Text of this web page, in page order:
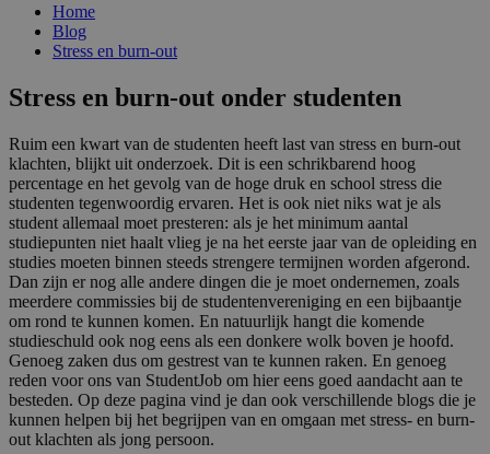
Home
Blog
Stress en burn-out
Stress en burn-out onder studenten
Ruim een kwart van de studenten heeft last van stress en burn-out
klachten, blijkt uit onderzoek. Dit is een schrikbarend hoog
percentage en het gevolg van de hoge druk en school stress die
studenten tegenwoordig ervaren. Het is ook niet niks wat je als
student allemaal moet presteren: als je het minimum aantal
studiepunten niet haalt vlieg je na het eerste jaar van de opleiding en
studies moeten binnen steeds strengere termijnen worden afgerond.
Dan zijn er nog alle andere dingen die je moet ondernemen, zoals
meerdere commissies bij de studentenvereniging en een bijbaantje
om rond te kunnen komen. En natuurlijk hangt die komende
studieschuld ook nog eens als een donkere wolk boven je hoofd.
Genoeg zaken dus om gestrest van te kunnen raken. En genoeg
reden voor ons van StudentJob om hier eens goed aandacht aan te
besteden. Op deze pagina vind je dan ook verschillende blogs die je
kunnen helpen bij het begrijpen van en omgaan met stress- en burn-
out klachten als jong persoon.